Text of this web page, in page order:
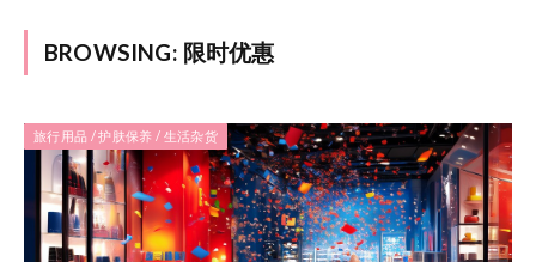
BROWSING: 限时优惠
旅行用品 / 护肤保养 / 生活杂货